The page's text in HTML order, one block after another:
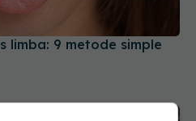
limba: 9 metode simple